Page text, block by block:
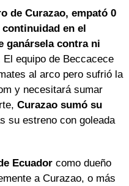
de Curazao, empató 0
en el
ganársela contra ni
El equipo de Beccacece
al arco pero sufrió la
y necesitará sumar
Curazao sumó su
su estreno con goleada
Ecuador como dueño
a Curazao, o más